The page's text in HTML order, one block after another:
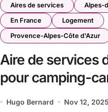
Aires de services
Alpes-
En France
Logement
Provence-Alpes-Côte d'Azur
Aire de services
pour camping-
Barcelonnette et
Hugo Bernard Nov 12, 2025